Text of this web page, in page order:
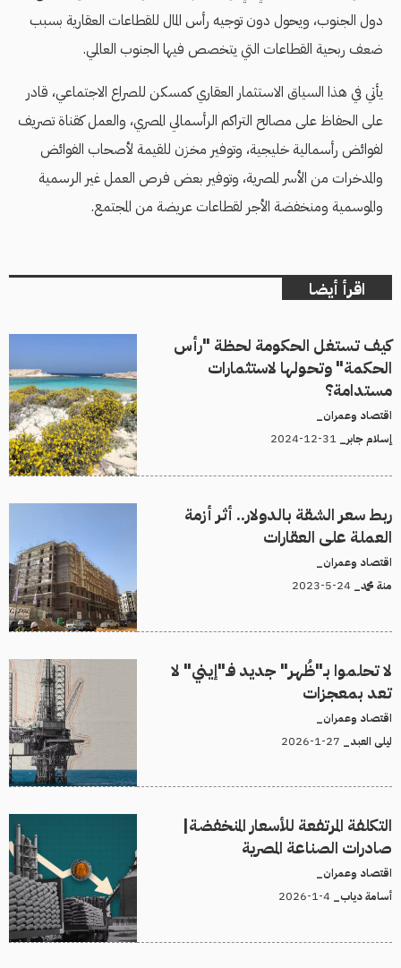
دول الجنوب، ويحول دون توجيه رأس المال للقطاعات العقارية بسبب
ضعف ربحية القطاعات التي يتخصص فيها الجنوب العالمي.
يأتي في هذا السياق الاستثمار العقاري كمسكن للصراع الاجتماعي، قادر
على الحفاظ على مصالح التراكم الرأسمالي المصري، والعمل كقناة تصريف
لفوائض رأسمالية خليجية، وتوفير مخزن للقيمة لأصحاب الفوائض
والمدخرات من الأسر المصرية، وتوفير بعض فرص العمل غير الرسمية
والموسمية ومنخفضة الأجر لقطاعات عريضة من المجتمع.
اقرأ أيضا
كيف تستغل الحكومة لحظة "رأس
الحكمة" وتحولها لاستثمارات
مستدامة؟
اقتصاد وعمران_
إسلام جابر_
ربط سعر الشقة بالدولار.. أثر أزمة
العملة على العقارات
اقتصاد وعمران_
منة محمد_
لا تحلموا بـ"ظُهر" جديد فـ"إيني" لا
تعد بمعجزات
اقتصاد وعمران_
ليلى العبد_
التكلفة المرتفعة للأسعار المنخفضة|
صادرات الصناعة المصرية
اقتصاد وعمران_
أسامة دياب_